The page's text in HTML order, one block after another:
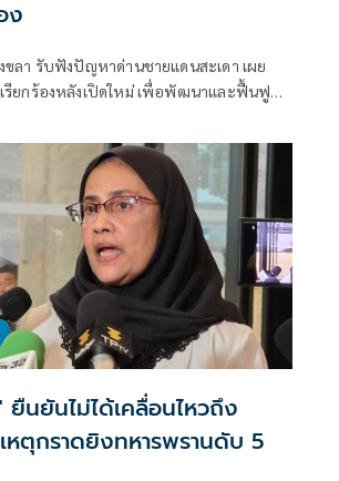
ง
ลา รับฟังปัญหาด่านชายแดนสะเดา เผย
รียกร้องหลังเปิดใหม่ เพื่อพัฒนาและฟื้นฟู
นยันไม่ได้เคลื่อนไหวถึง
หตุกราดยิงทหารพรานดับ 5